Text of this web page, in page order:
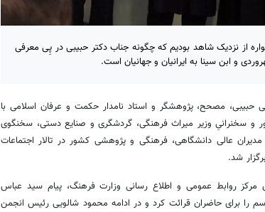
از نزدیک شاهد بودیم که چگونه جناب دکتر حبیبی در پِی معرفی
و ابن سینا به ایرانیان و جهانیان است.
حبیبی، مصحح، پژوهشگر و استاد نامدار حکمت و عرفان اسلامی با
و سخنرانیِ وزیر میراث فرهنگی، گردشگری و صنایع دستی، سخنگوی
عالی دانشگاهی، فرهنگی و پژوهشی کشور در تالار اجتماعات
شد.
مرکز روابط عمومی و اطلاع رسانی وزارت فرهنگ، پیام سید عباس
را برای حاضران قرائت کرد و در ادامه محمود شالویی رئیس انجمن